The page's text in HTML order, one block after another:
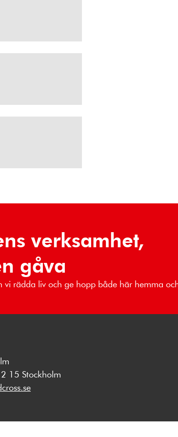
verksamhet,
gåva
rädda liv och ge hopp både här hemma
15 Stockholm